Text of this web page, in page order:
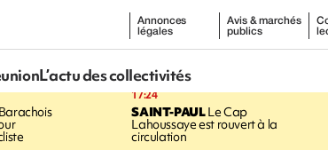
Annonces
légales
Avis & marchés
publics
L’actu des collectivités
17:24
SAINT-PAULLe Cap
Lahoussaye est rouvert à la
circulation